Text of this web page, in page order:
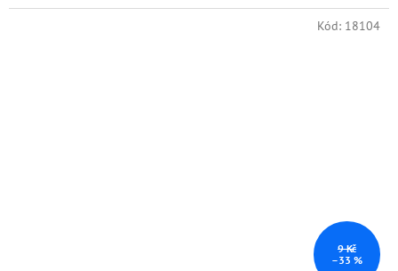
9 Kč
–33 %
Kód: 18104